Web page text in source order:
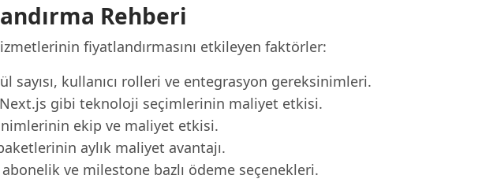
Rehberi
fiyatlandırmasını etkileyen faktörler:
sayısı, kullanıcı rolleri ve entegrasyon gereksinimleri.
gibi teknoloji seçimlerinin maliyet etkisi.
ekip ve maliyet etkisi.
aylık maliyet avantajı.
abonelik ve milestone bazlı ödeme seçenekleri.